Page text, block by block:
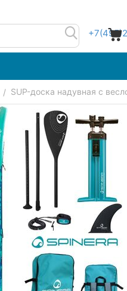
/ SUP-доска надувная с